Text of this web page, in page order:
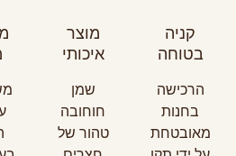
קניה
בטוחה
הרכישה
בחנות
מאובטחת
מוצר
איכותי
שמן
חוחובה
טהור של